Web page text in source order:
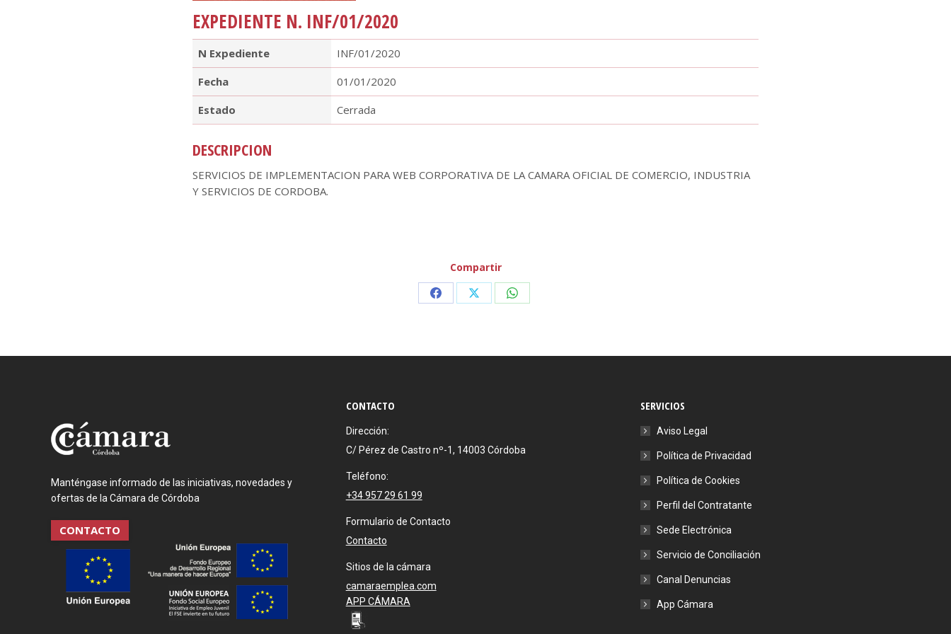
EXPEDIENTE N. INF/01/2020
N Expediente
INF/01/2020
Fecha
01/01/2020
Estado
Cerrada
DESCRIPCION
SERVICIOS DE IMPLEMENTACION PARA WEB CORPORATIVA DE LA CAMARA OFICIAL DE COMERCIO, INDUSTRIA
Y SERVICIOS DE CORDOBA.
Compartir
Share Share Share
Manténgase informado de las iniciativas, novedades y
ofertas de la Cámara de Córdoba
CONTACTO
CONTACTO
Dirección:
C/ Pérez de Castro nº-1, 14003 Córdoba
Teléfono:
+34 957 29 61 99
Formulario de Contacto
Contacto
Sitios de la cámara
camaraemplea.com
APP CÁMARA
SERVICIOS
Aviso Legal
Política de Privacidad
Política de Cookies
Perfil del Contratante
Sede Electrónica
Servicio de Conciliación
Canal Denuncias
App Cámara